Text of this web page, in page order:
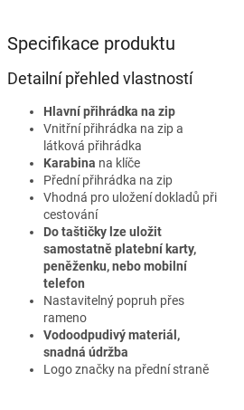
Specifikace produktu
Detailní přehled vlastností
Hlavní přihrádka na zip
Vnitřní přihrádka na zip a
látková přihrádka
Karabina na klíče
Přední přihrádka na zip
Vhodná pro uložení dokladů při
cestování
Do taštičky lze uložit
samostatně platební karty,
peněženku, nebo mobilní
telefon
Nastavitelný popruh přes
rameno
Vodoodpudivý materiál,
snadná údržba
Logo značky na přední straně